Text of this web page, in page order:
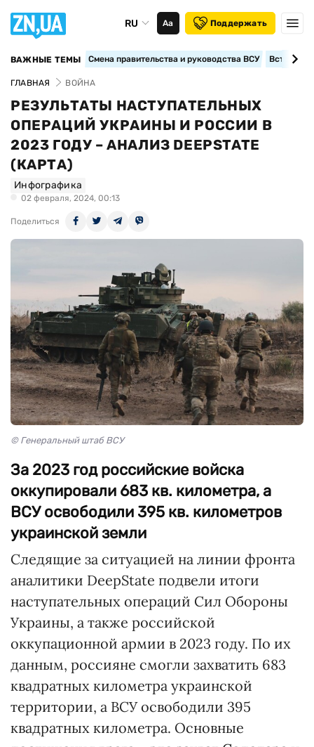
RU Аа Поддержать
ВАЖНЫЕ ТЕМЫ Смена правительства и руководства ВСУ
ГЛАВНАЯ ВОЙНА
РЕЗУЛЬТАТЫ НАСТУПАТЕЛЬНЫХ
ОПЕРАЦИЙ УКРАИНЫ И РОССИИ В
2023 ГОДУ – АНАЛИЗ DEEPSTATE
(КАРТА)
Инфографика
02 февраля, 2024, 00:13
Поделиться
© Генеральный штаб ВСУ
За 2023 год российские войска
оккупировали 683 кв. километра, а
ВСУ освободили 395 кв. километров
украинской земли
Следящие за ситуацией на линии фронта
аналитики DeepState подвели итоги
наступательных операций Сил Обороны
Украины, а также российской
оккупационной армии в 2023 году. По их
данным, россияне смогли захватить 683
квадратных километра украинской
территории, а ВСУ освободили 395
квадратных километра. Основные